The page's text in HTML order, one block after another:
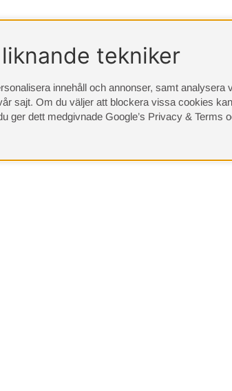
tekniker
innehåll och annonser, samt
sajt. Om du väljer att blockera vissa cookies
ger dett medgivnade Google’s Privacy & Terms